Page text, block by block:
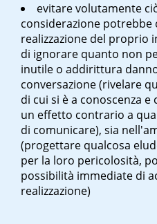
evitare volutamente
considerazione potrebbe
realizzazione del proprio
di ignorare quanto non
inutile o addirittura
conversazione (rivelare
di cui si è a conoscenza
un effetto contrario a
di comunicare), sia
(progettare qualcosa
per la loro pericolosità,
possibilità immediate di
realizzazione)